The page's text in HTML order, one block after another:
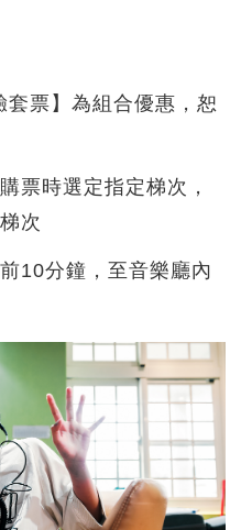
套票】為組合優惠，恕
票時選定指定梯次，
次
10分鐘，至音樂廳內